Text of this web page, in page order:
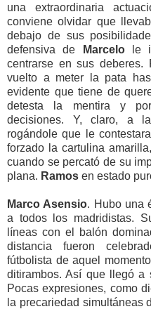
una extraordinaria
conviene olvidar que
debajo de sus
defensiva de
Marcelole
centrarse en sus
vuelto a meter la pata
evidente que tiene de
detesta la mentira y
decisiones. Y, claro, a
rogándole que le
forzado la cartulina
cuando se percató de su
plana. Ramos en estado
Marco Asensio. Hubo una
a todos los madridistas.
líneas con el balón
distancia fueron
fútbolista de aquel
ditirambos. Así que llegó
Pocas expresiones, como
la precariedad simultáneas